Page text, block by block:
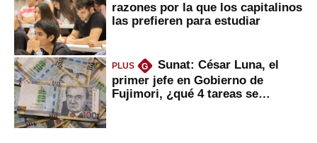
razones por la que los capitalinos
las prefieren para estudiar
PLUS G
Sunat: César Luna, el
primer jefe en Gobierno de
Fujimori, ¿qué 4 tareas se